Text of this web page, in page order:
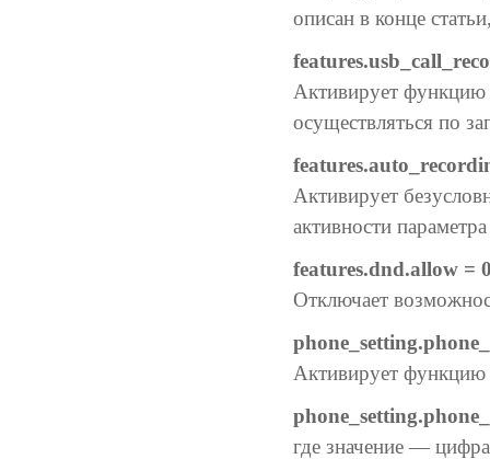
описан в конце
Активирует функцию
осуществляться по
Активирует
активности
features.dnd.allow =
Отключает
Активирует функцию
где значение —